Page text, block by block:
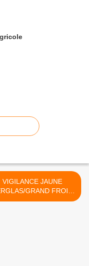
VIGILANCE JAUNE
GRAND FROID
>